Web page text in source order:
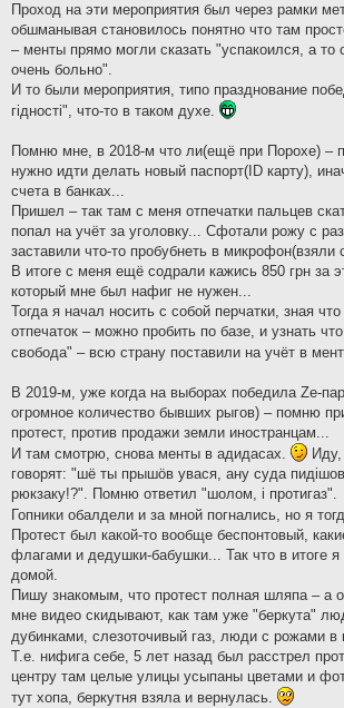
Проход на эти мероприятия был через рамки
обшманывая становилось понятно что там
– менты прямо могли сказать "успакоился, а то
очень больно".
И то были мероприятия, типо празднование
гiдностi", что-то в таком духе.
Помню мне, в 2018-м что ли(ещё при Порохе) –
нужно идти делать новый паспорт(ID карту),
счета в банках...
Пришел – так там с меня отпечатки пальцев
попал на учёт за уголовку... Сфотали рожу с
заставили что-то пробубнеть в микрофон(взяли
В итоге с меня ещё содрали кажись 850 грн за
который мне был нафиг не нужен...
Тогда я начал носить с собой перчатки, зная
отпечаток – можно пробить по базе, и узнать
свобода" – всю страну поставили на учёт в
В 2019-м, уже когда на выборах победила Zе-
огромное количество бывших рыгов) – помню
протест, против продажи земли иностранцам...
И там смотрю, снова менты в адидасах.
говорят: "шё ты прышöв увася, ану суда
рюкзаку!?". Помню ответил "шолом, i протигаз".
Гопники обалдели и за мной погнались, но я
Протест был какой-то вообще беспонтовый,
флагами и дедушки-бабушки... Так что в итоге я
домой.
Пишу знакомым, что протест полная шляпа – а
мне видео скидывают, как там уже "беркута"
дубинками, слезоточивый газ, люди с рожами в
Т.е. нифига себе, 5 лет назад был расстрел
центру там целые улицы усыпаны цветами и
тут хопа, беркутня взяла и вернулась.